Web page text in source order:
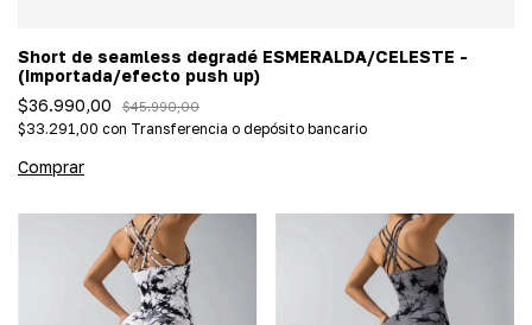
Short de seamless degradé ESMERALDA/CELESTE -
(Importada/efecto push up)
$36.990,00
$45.990,00
$33.291,00 con Transferencia o depósito bancario
Comprar